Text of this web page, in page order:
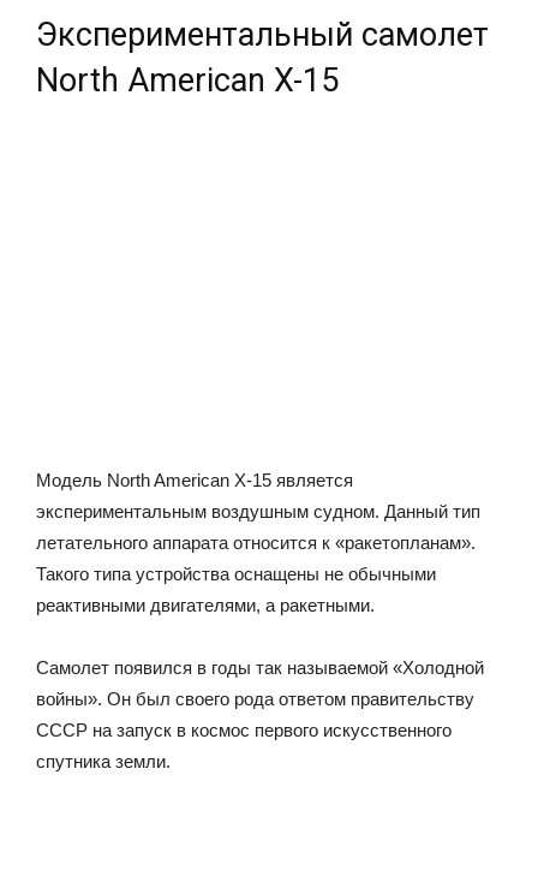
Экспериментальный самолет
North American X-15
Модель North American X-15 является
экспериментальным воздушным судном. Данный тип
летательного аппарата относится к «ракетопланам».
Такого типа устройства оснащены не обычными
реактивными двигателями, а ракетными.
Самолет появился в годы так называемой «Холодной
войны». Он был своего рода ответом правительству
СССР на запуск в космос первого искусственного
спутника земли.